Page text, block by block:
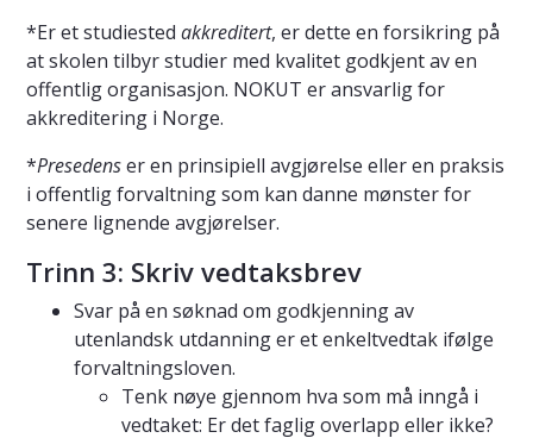
*Er et studiested akkreditert, er dette en forsikring på
at skolen tilbyr studier med kvalitet godkjent av en
offentlig organisasjon. NOKUT er ansvarlig for
akkreditering i Norge.
*Presedenser en prinsipiell avgjørelse eller en praksis
i offentlig forvaltning som kan danne mønster for
senere lignende avgjørelser.
Trinn 3: Skriv vedtaksbrev
Svar på en søknad om godkjenning av
utenlandsk utdanning er et enkeltvedtak ifølge
forvaltningsloven.
Tenk nøye gjennom hva som må inngå i
vedtaket: Er det faglig overlapp eller ikke?